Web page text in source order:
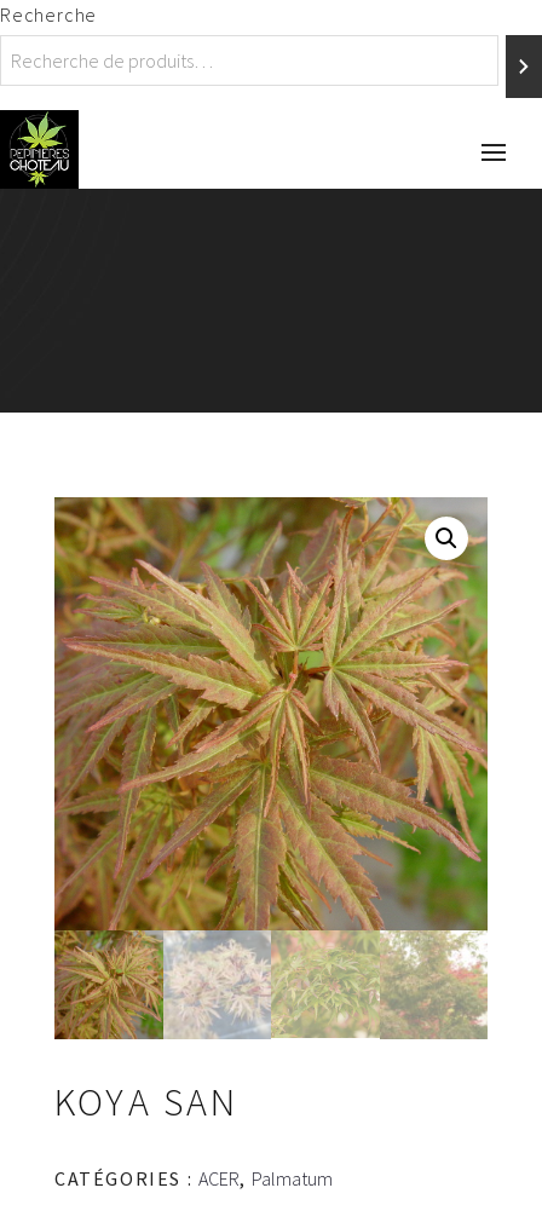
Recherche
KOYA SAN
CATÉGORIES : ACER, Palmatum